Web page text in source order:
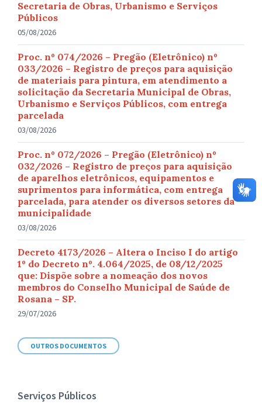
Secretaria de Obras, Urbanismo e Serviços
Públicos
05/08/2026
Proc. nº 074/2026 – Pregão (Eletrônico) nº
033/2026 – Registro de preços para aquisição
de materiais para pintura, em atendimento a
solicitação da Secretaria Municipal de Obras,
Urbanismo e Serviços Públicos, com entrega
parcelada
03/08/2026
Proc. nº 072/2026 – Pregão (Eletrônico) nº
032/2026 – Registro de preços para aquisição
de aparelhos eletrônicos, equipamentos e
suprimentos para informática, com entrega
parcelada, para atender os diversos setores da
municipalidade
03/08/2026
Decreto 4173/2026 – Altera o Inciso I do artigo
1º do Decreto nº. 4.064/2025, de 08/12/2025
que: Dispõe sobre a nomeação dos novos
membros do Conselho Municipal de Saúde de
Rosana – SP.
29/07/2026
OUTROS DOCUMENTOS
Serviços Públicos